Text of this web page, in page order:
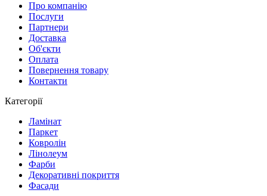
Про компанію
Послуги
Партнери
Доставка
Об'єкти
Оплата
Повернення товару
Контакти
Категорії
Ламінат
Паркет
Ковролін
Лінолеум
Фарби
Декоративні покриття
Фасади